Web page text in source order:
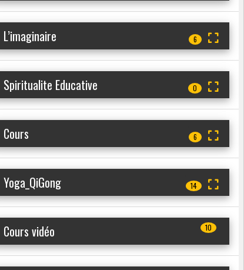
L’imaginaire 6
Spiritualite Educative 0
Cours 6
Yoga_QiGong 14
Cours vidéo 10